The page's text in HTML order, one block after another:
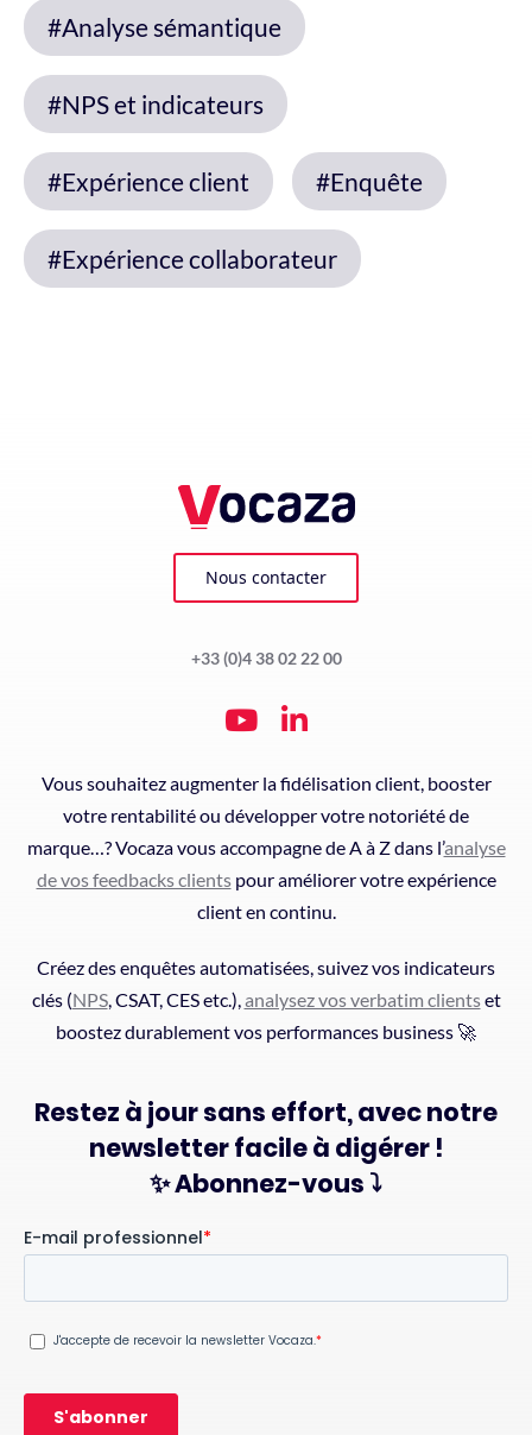
#Analyse sémantique
#NPS et indicateurs
#Expérience client #Enquête
#Expérience collaborateur
Nous contacter
+33 (0)4 38 02 22 00
Vous souhaitez augmenter la fidélisation client, booster
votre rentabilité ou développer votre notoriété de
marque…? Vocaza vous accompagne de A à Z dans l’analyse
de vos feedbacks clientspour améliorer votre expérience
client en continu.
Créez des enquêtes automatisées, suivez vos indicateurs
clés (NPS, CSAT, CES etc.), analysez vos verbatim clientset
boostez durablement vos performances business 🚀
Restez à jour sans effort, avec notre
newsletter facile à digérer !
✨ Abonnez-vous ⤵️